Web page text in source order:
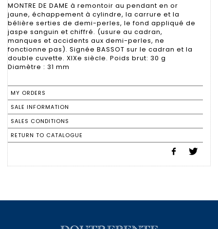
MONTRE DE DAME à remontoir au pendant en or
jaune, échappement à cylindre, la carrure et la
bélière serties de demi-perles, le fond appliqué de
jaspe sanguin et chiffré. (usure au cadran,
manques et accidents aux demi-perles, ne
fonctionne pas). Signée BASSOT sur le cadran et la
double cuvette. XIXe siècle. Poids brut: 30 g
Diamètre : 31 mm
MY ORDERS
SALE INFORMATION
SALES CONDITIONS
RETURN TO CATALOGUE